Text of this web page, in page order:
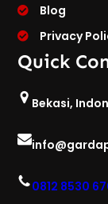
Blog
Privacy
Quick
Bekasi,
0812 8530